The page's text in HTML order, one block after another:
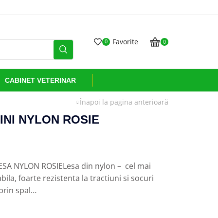
0 Favorite 0
CABINET VETERINAR
Înapoi la pagina anterioară
NYLON ROSIE
NYLON ROSIELesa din nylon – cel mai
foarte rezistenta la tractiuni si socuri
spal…